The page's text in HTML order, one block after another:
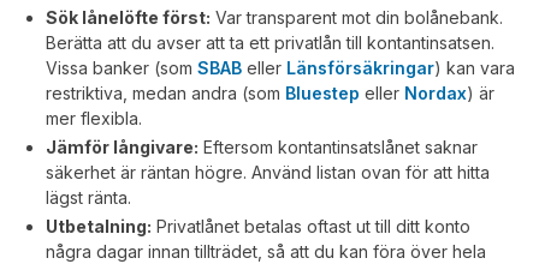
Sök lånelöfte först: Var transparent mot din bolånebank.
Berätta att du avser att ta ett privatlån till kontantinsatsen.
Vissa banker (som SBAB eller Länsförsäkringar) kan vara
restriktiva, medan andra (som Bluestep eller Nordax) är
mer flexibla.
Jämför långivare: Eftersom kontantinsatslånet saknar
säkerhet är räntan högre. Använd listan ovan för att hitta
lägst ränta.
Utbetalning: Privatlånet betalas oftast ut till ditt konto
några dagar innan tillträdet, så att du kan föra över hela